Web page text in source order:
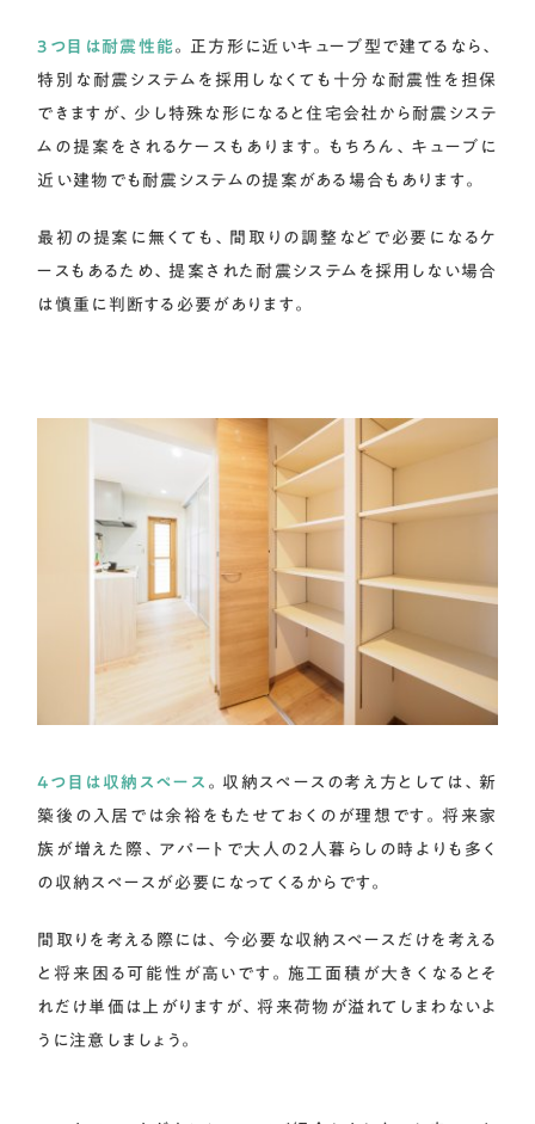
3つ目は耐震性能。正方形に近いキューブ型で建てるなら、
特別な耐震システムを採用しなくても十分な耐震性を担保
できますが、少し特殊な形になると住宅会社から耐震システ
ムの提案をされるケースもあります。もちろん、キューブに
近い建物でも耐震システムの提案がある場合もあります。
最初の提案に無くても、間取りの調整などで必要になるケ
ースもあるため、提案された耐震システムを採用しない場合
は慎重に判断する必要があります。
4つ目は収納スペース 。収納スペースの考え方としては、新
築後の入居では余裕をもたせておくのが理想です。将来家
族が増えた際、アパートで大人の2人暮らしの時よりも多く
の収納スペースが必要になってくるからです。
間取りを考える際には、今必要な収納スペースだけを考える
と将来困る可能性が高いです。施工面積が大きくなるとそ
れだけ単価は上がりますが、将来荷物が溢れてしまわないよ
うに注意しましょう。